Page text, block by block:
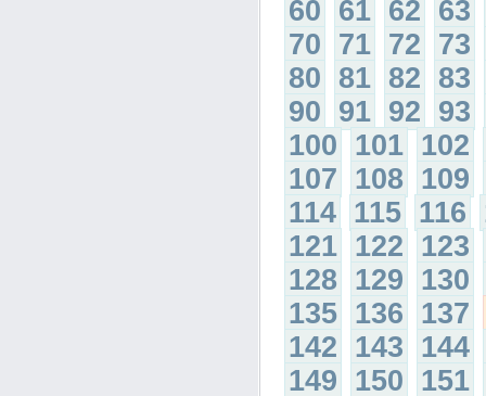
60 61 62 63
70 71 72 73
80 81 82 83
90 91 92 93
100 101 102
107 108 109
114 115 116
121 122 123
128 129 130
135 136 137
142 143 144
149 150 151